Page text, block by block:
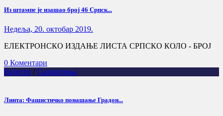
Из штампе је изашао број 46 Српск...
Недеља, 20. октобар 2019.
ЕЛЕКТРОНСКО ИЗДАЊЕ ЛИСТА СРПСКО КОЛО - БРОЈ
0 Коментари
Вијести / Саопштења
Линта: Фашистичко понашање Градон...